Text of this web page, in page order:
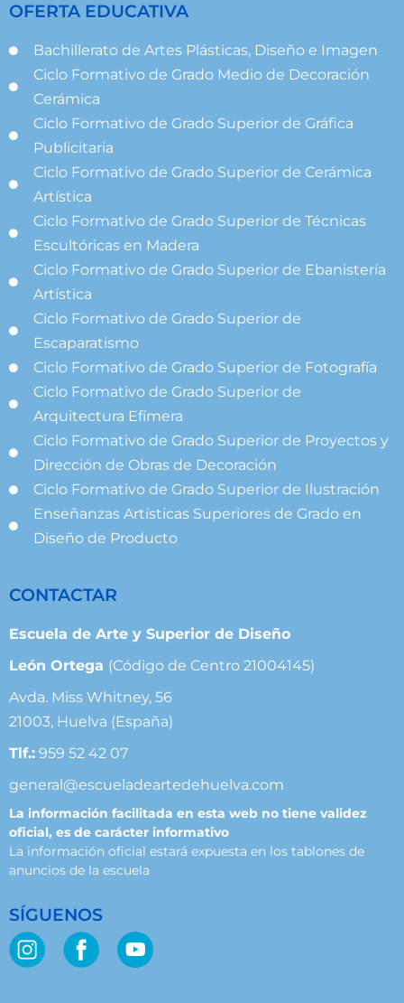
OFERTA EDUCATIVA
Bachillerato de Artes Plásticas, Diseño e Imagen
Ciclo Formativo de Grado Medio de Decoración
Cerámica
Ciclo Formativo de Grado Superior de Gráfica
Publicitaria
Ciclo Formativo de Grado Superior de Cerámica
Artística
Ciclo Formativo de Grado Superior de Técnicas
Escultóricas en Madera
Ciclo Formativo de Grado Superior de Ebanistería
Artística
Ciclo Formativo de Grado Superior de
Escaparatismo
Ciclo Formativo de Grado Superior de Fotografía
Ciclo Formativo de Grado Superior de
Arquitectura Efímera
Ciclo Formativo de Grado Superior de Proyectos y
Dirección de Obras de Decoración
Ciclo Formativo de Grado Superior de Ilustración
Enseñanzas Artísticas Superiores de Grado en
Diseño de Producto
CONTACTAR
Escuela de Arte y Superior de Diseño
León Ortega (Código de Centro 21004145)
Avda. Miss Whitney, 56
21003, Huelva (España)
Tlf.: 959 52 42 07
general@escueladeartedehuelva.com
La información facilitada en esta web no tiene validez
oficial, es de carácter informativo
La información oficial estará expuesta en los tablones de
anuncios de la escuela
SÍGUENOS